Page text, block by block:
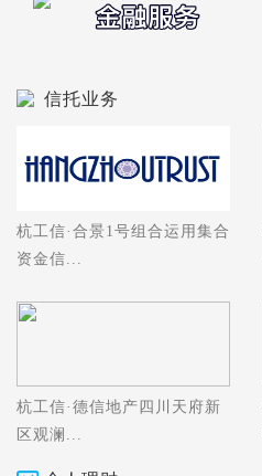
信托业务
杭工信·合景1号组合运用集合
资金信...
杭工信·德信地产四川天府新
区观澜...